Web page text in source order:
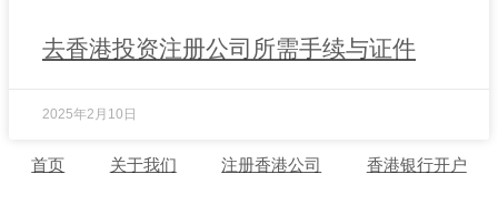
去香港投资注册公司所需手续与证件
2025年2月10日
首页 关于我们 注册香港公司 香港银行开户